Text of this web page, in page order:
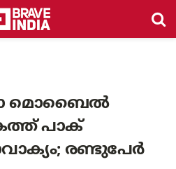
മൊബൈൽ
പാക്
രണ്ടുപേർ